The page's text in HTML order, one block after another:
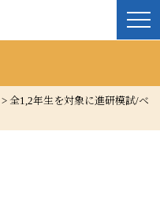
> 全1,2年生を対象に進研模試/ベ